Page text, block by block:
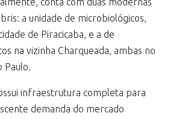
a unidade de microbiológicos,
de Piracicaba, e a de
na vizinha Charqueada, ambas no
Paulo.
infraestrutura completa para
demanda do mercado